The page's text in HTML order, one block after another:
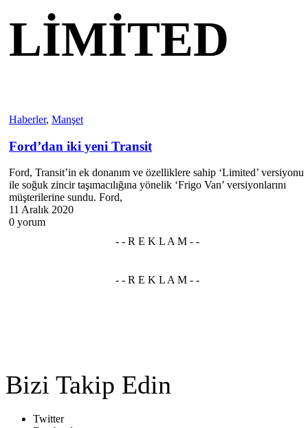
LIMITED
Haberler, Manşet
Ford’dan iki yeni Transit
Ford, Transit’in ek donanım ve özelliklere sahip ‘Limited’ versiyonu
ile soğuk zincir taşımacılığına yönelik ‘Frigo Van’ versiyonlarını
müşterilerine sundu. Ford,
11 Aralık 2020
0 yorum
Bizi Takip Edin
Twitter